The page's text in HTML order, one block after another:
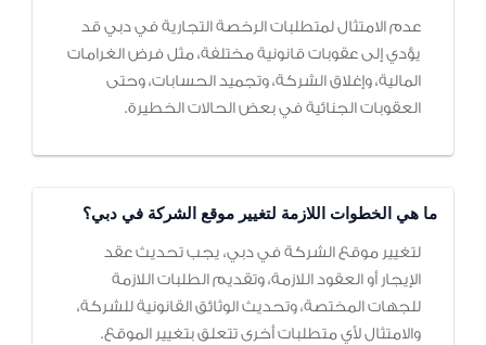
عدم الامتثال لمتطلبات الرخصة التجارية في دبي قد
يؤدي إلى عقوبات قانونية مختلفة، مثل فرض الغرامات
المالية، وإغلاق الشركة، وتجميد الحسابات، وحتى
العقوبات الجنائية في بعض الحالات الخطيرة.
ما هي الخطوات اللازمة لتغيير موقع الشركة في دبي؟
لتغيير موقع الشركة في دبي، يجب تحديث عقد
الإيجار أو العقود اللازمة، وتقديم الطلبات اللازمة
للجهات المختصة، وتحديث الوثائق القانونية للشركة،
والامتثال لأي متطلبات أخرى تتعلق بتغيير الموقع.